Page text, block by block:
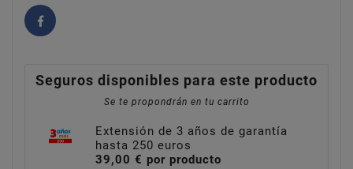
Seguros disponibles para este producto
Se te propondrán en tu carrito
Extensión de 3 años de garantía
hasta 250 euros
39,00 € por producto